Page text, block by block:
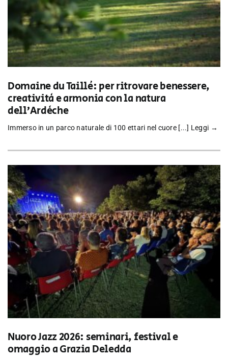
Domaine du Taillé: per ritrovare benessere,
creatività e armonia con la natura
dell’Ardèche
Immerso in un parco naturale di 100 ettari nel cuore [...] Leggi →
Nuoro Jazz 2026: seminari, festival e
omaggio a Grazia Deledda